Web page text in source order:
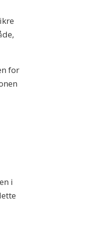
for
i